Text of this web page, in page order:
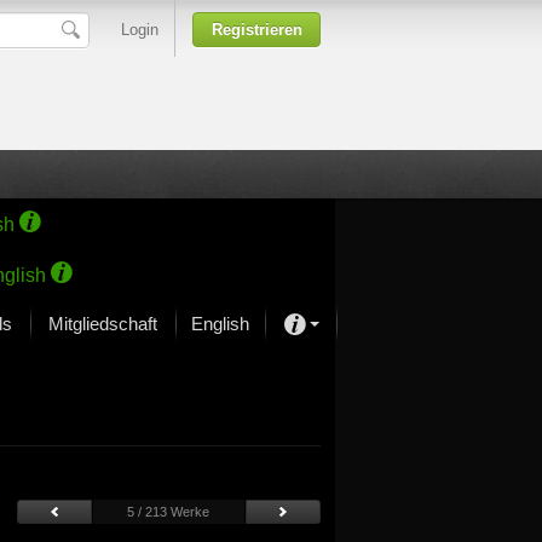
Login Registrieren
Mitgliedschaft English
Kunsthäuser
5 / 213 Werke